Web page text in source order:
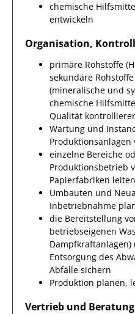
chemische
entwickeln
Organisation,
primäre Rohstoffe
sekundäre
(mineralische und
chemische
Qualität
Wartung und
Produktionsanlagen
einzelne Bereiche
Produktionsbetrieb
Papierfabriken leiten
Umbauten und
Inbetriebnahme
die Bereitstellung
betriebseigenen
Dampfkraftanlagen)
Entsorgung des
Abfälle sichern
Produktion planen,
Vertrieb und Beratung